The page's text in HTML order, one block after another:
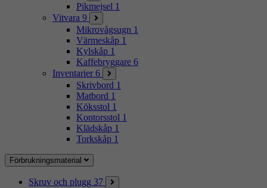
Pikmejsel 1
Vitvara 9
Mikrovågsugn 1
Värmeskåp 1
Kylskåp 1
Kaffebryggare 6
Inventarier 6
Skrivbord 1
Matbord 1
Köksstol 1
Kontorsstol 1
Klädskåp 1
Torkskåp 1
Förbrukningsmaterial
Skruv och plugg 37